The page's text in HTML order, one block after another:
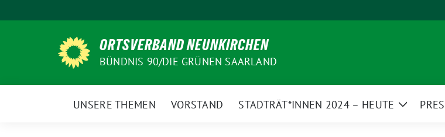
zum
ORTSVERBAND NEUNKIRCHEN
BÜNDNIS 90/DIE GRÜNEN SAARLAND
UNSERE THEMEN VORSTAND STADTRÄT*INNEN 2024 – HEUTE
Zeige